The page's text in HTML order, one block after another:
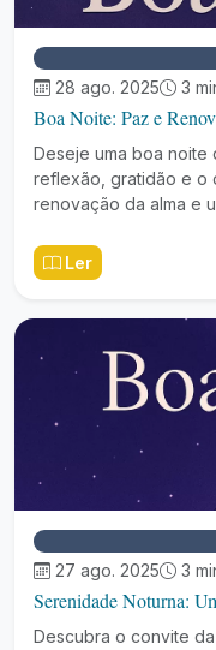
28 ago. 2025 3
Boa Noite: Paz e
Deseje uma boa noite
reflexão, gratidão e o
renovação da alma e
Ler
27 ago. 2025 3
Serenidade Noturna:
Descubra o convite